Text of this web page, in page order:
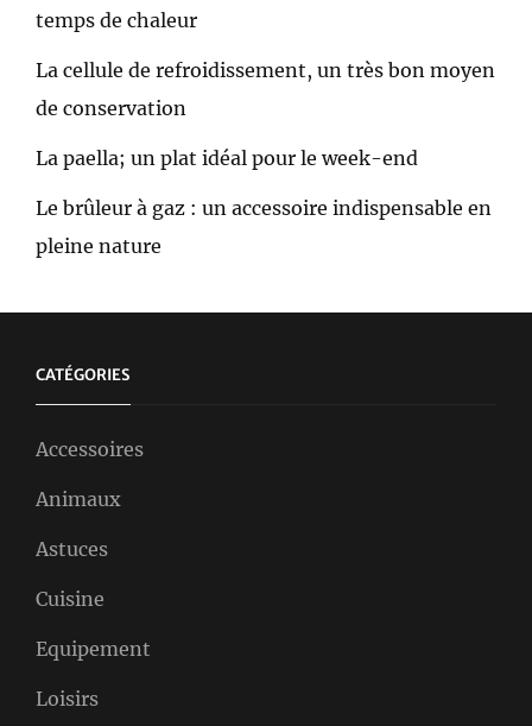
temps de chaleur
La cellule de refroidissement, un très bon moyen
de conservation
La paella; un plat idéal pour le week-end
Le brûleur à gaz : un accessoire indispensable en
pleine nature
CATÉGORIES
Accessoires
Animaux
Astuces
Cuisine
Equipement
Loisirs